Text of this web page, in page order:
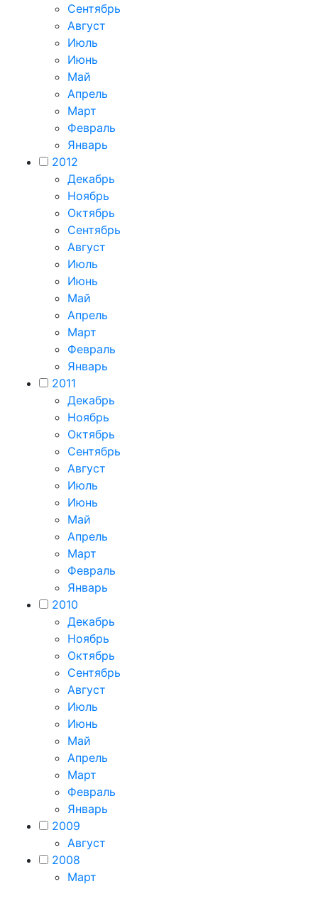
Сентябрь
Август
Июль
Июнь
Май
Апрель
Март
Февраль
Январь
2012
Декабрь
Ноябрь
Октябрь
Сентябрь
Август
Июль
Июнь
Май
Апрель
Март
Февраль
Январь
2011
Декабрь
Ноябрь
Октябрь
Сентябрь
Август
Июль
Июнь
Май
Апрель
Март
Февраль
Январь
2010
Декабрь
Ноябрь
Октябрь
Сентябрь
Август
Июль
Июнь
Май
Апрель
Март
Февраль
Январь
2009
Август
2008
Март